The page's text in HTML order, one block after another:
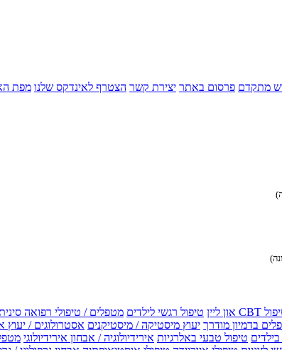
מתקדם פרסום באתר יצירת קשר הצטרף לאינדקס שלנו מפת
טיפול רגשי לילדים מטפלים / טיפולי רפואה
בדמיון מודרך יעוץ מיסטיקה / מיסטיקנים אסטרולוגים / יעוץ
טיפול טבעי באלרגיות אירידיולוגיה / אבחון אירידיולוגי